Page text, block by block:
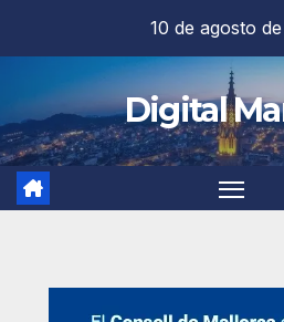
contenido
10 de agosto
Digital